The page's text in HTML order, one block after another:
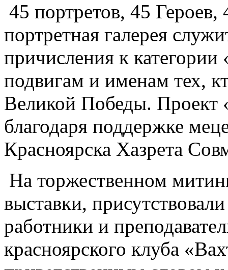
45 портретов, 45
портретная галерея
причисления к
подвигам и именам тех,
Великой Победы. Проект
благодаря поддержке
Красноярска Хазрета
На торжественном
выставки,
работники и
красноярского клуба